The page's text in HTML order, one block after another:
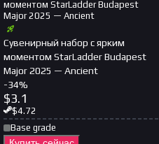
моментом StarLadder Budapest
Major 2025 — Ancient
Сувенирный набор с ярким
моментом StarLadder Budapest
Major 2025 — Ancient
-34%
$3.1
$4.72
Base grade